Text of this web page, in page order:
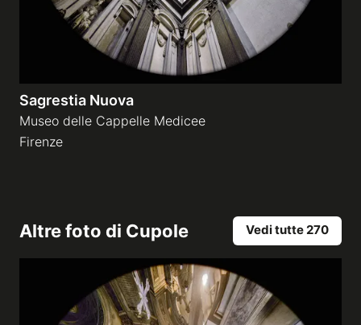
Sagrestia Nuova
Museo delle Cappelle Medicee
Firenze
Altre foto di Cupole Vedi tutte 270